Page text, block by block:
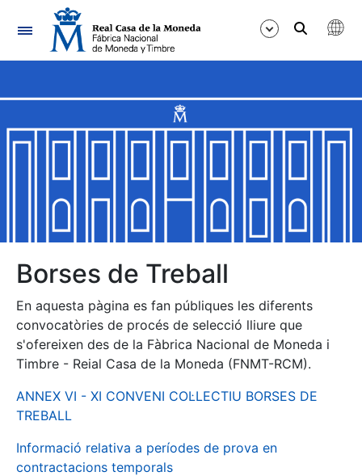
Navegació
Mostra/Amaga
Mostra/Amaga
Mostra/Amaga
Mostra/Amaga
Mostra/Amaga
Borses de Treball
En aquesta pàgina es fan públiques les diferents
convocatòries de procés de selecció lliure que
s'ofereixen des de la Fàbrica Nacional de Moneda i
Timbre - Reial Casa de la Moneda (FNMT-RCM).
ANNEX VI - XI CONVENI COL·LECTIU BORSES DE
TREBALL
Informació relativa a períodes de prova en
contractacions temporals